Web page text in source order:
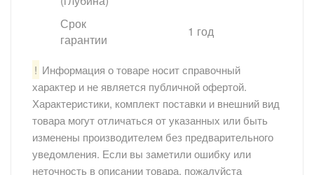
Срок
гарантии
1 год
! Информация о товаре носит справочный
характер и не является публичной офертой.
Характеристики, комплект поставки и внешний вид
товара могут отличаться от указанных или быть
изменены производителем без предварительного
уведомления. Если вы заметили ошибку или
неточность в описании товара, пожалуйста